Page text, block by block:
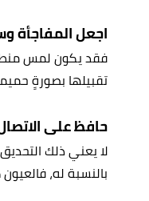
اجعل المفاجأة
فقد يكون لمس
تقبيلها بصورةٍ
حافظ على
لا يعني ذلك
بالنسبة له،